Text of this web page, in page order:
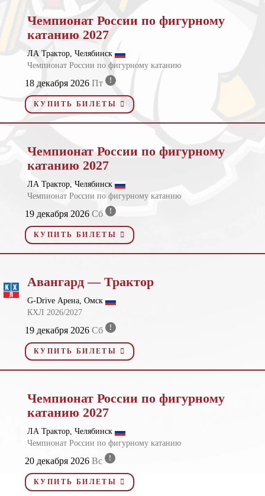
Чемпионат России по фигурному
катанию 2027
ЛА Трактор, Челябинск
Чемпионат России по фигурному катанию
18 декабря 2026 Пт !
КУПИТЬ БИЛЕТЫ
Чемпионат России по фигурному
катанию 2027
ЛА Трактор, Челябинск
Чемпионат России по фигурному катанию
19 декабря 2026 Сб !
КУПИТЬ БИЛЕТЫ
Авангард — Трактор
G-Drive Арена, Омск
КХЛ 2026/2027
19 декабря 2026 Сб !
КУПИТЬ БИЛЕТЫ
Чемпионат России по фигурному
катанию 2027
ЛА Трактор, Челябинск
Чемпионат России по фигурному катанию
20 декабря 2026 Вс !
КУПИТЬ БИЛЕТЫ